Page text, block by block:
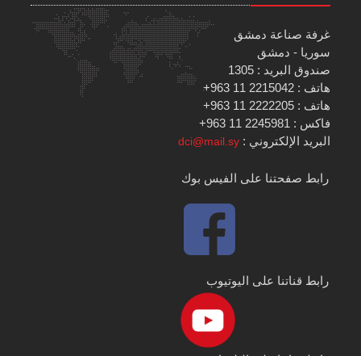
غرفة صناعة دمشق
سوريا - دمشق
صندوق البريد : 1305
هاتف : 2215042 11 963+
هاتف : 2222205 11 963+
فاكس : 2245981 11 963+
البريد الإلكتروني :dci@mail.sy
رابط صفحتنا على الفيس بوك
رابط قناتنا على اليوتيوب